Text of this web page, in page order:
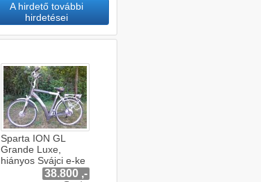
A hirdető további
hirdetései
Sparta ION GL
Grande Luxe,
hiányos Svájci e-ke
38.800 ,-